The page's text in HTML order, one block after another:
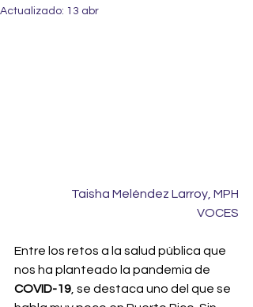
Actualizado: 13 abr
Taisha Meléndez Larroy, MPH
VOCES
Entre los retos a la salud pública que
nos ha planteado la pandemia de
COVID-19 , se destaca uno del que se